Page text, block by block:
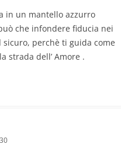
in un mantello azzurro
che infondere fiducia nei
perchè ti guida come
strada dell’ Amore .